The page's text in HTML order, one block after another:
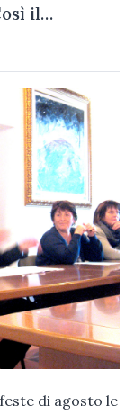
il…
feste di agosto le